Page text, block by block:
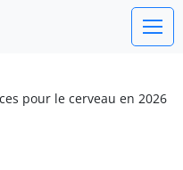
pour le cerveau en 2026